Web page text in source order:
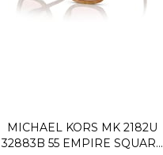
MICHAEL KORS MK 2182U
32883B 55 EMPIRE SQUARE